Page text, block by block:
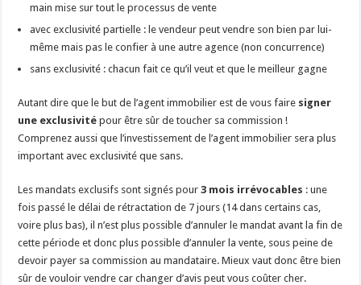
main mise sur tout le processus de vente
avec exclusivité partielle : le vendeur peut vendre son bien par lui-
même mais pas le confier à une autre agence (non concurrence)
sans exclusivité : chacun fait ce qu’il veut et que le meilleur gagne
Autant dire que le but de l’agent immobilier est de vous faire signer
une exclusivité pour être sûr de toucher sa commission !
Comprenez aussi que l’investissement de l’agent immobilier sera plus
important avec exclusivité que sans.
Les mandats exclusifs sont signés pour3 mois irrévocables : une
fois passé le délai de rétractation de 7 jours (14 dans certains cas,
voire plus bas), il n’est plus possible d’annuler le mandat avant la fin de
cette période et donc plus possible d’annuler la vente, sous peine de
devoir payer sa commission au mandataire. Mieux vaut donc être bien
sûr de vouloir vendre car changer d’avis peut vous coûter cher.